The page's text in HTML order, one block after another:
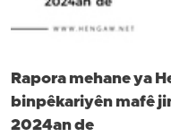
Rapora mehane ya
binpêkariyên mafê
2024an de